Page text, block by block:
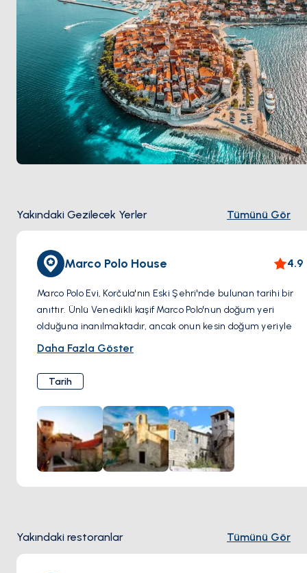
Yakındaki Gezilecek Yerler Tümünü Gör
Marco Polo House 4.9
Marco Polo Evi, Korčula'nın Eski Şehri'nde bulunan tarihi bir
anıttır. Ünlü Venedikli kaşif Marco Polo'nun doğum yeri
olduğuna inanılmaktadır, ancak onun kesin doğum yeriyle
ilgili tarihi kayıtlar kesin değildir. Ev, geleneksel bir Dalmat
Marco Polo Evi'ni ziyaret edenler, iç mekanı keşfedebilir;
burası, Marco Polo'nun hayatı ve seyahatleri üzerine
kurulmuş bir müzeye dönüştürülmüştür. Müzede, İpek Yolu
boyunca Polo'nun seyahatleri, farklı kültürlerle
karşılaşmaları ve keşiflerinin dünya tarihine etkisi hakkında
içgörü sağlayan sergiler, artefaktlar ve gösteriler
bulunmaktadır.
Daha Fazla Göster
Tarih
Yakındaki restoranlar Tümünü Gör